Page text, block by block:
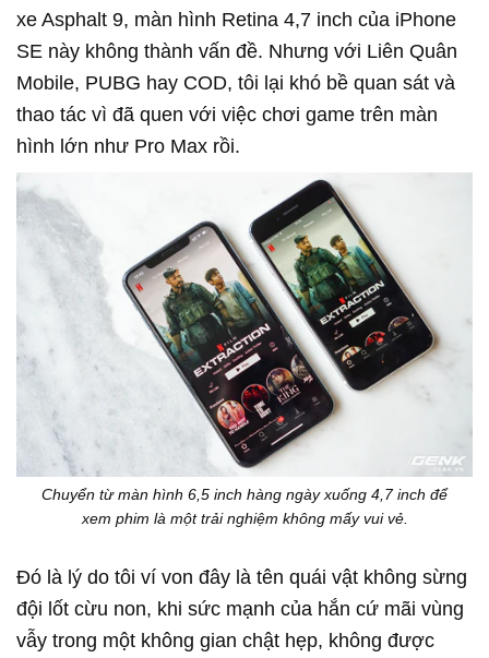
xe Asphalt 9, màn hình Retina 4,7 inch của iPhone
SE này không thành vấn đề. Nhưng với Liên Quân
Mobile, PUBG hay COD, tôi lại khó bề quan sát và
thao tác vì đã quen với việc chơi game trên màn
hình lớn như Pro Max rồi.
Chuyển từ màn hình 6,5 inch hàng ngày xuống 4,7 inch để
xem phim là một trải nghiệm không mấy vui vẻ.
Đó là lý do tôi ví von đây là tên quái vật không sừng
đội lốt cừu non, khi sức mạnh của hắn cứ mãi vùng
vẫy trong một không gian chật hẹp, không được